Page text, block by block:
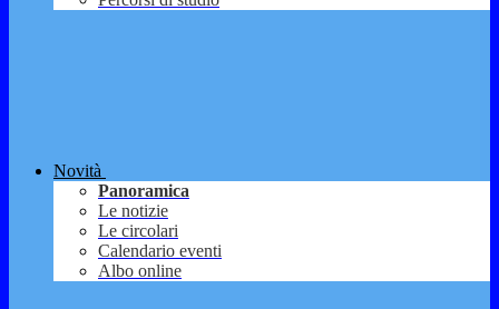
Novità
Panoramica
Le notizie
Le circolari
Calendario eventi
Albo online